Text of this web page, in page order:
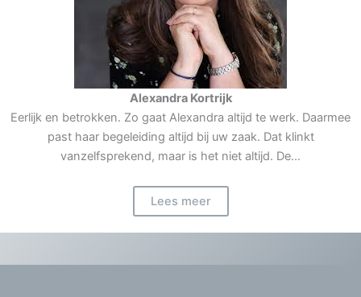
Alexandra Kortrijk
Eerlijk en betrokken. Zo gaat Alexandra altijd te werk. Daarmee
past haar begeleiding altijd bij uw zaak. Dat klinkt
vanzelfsprekend, maar is het niet altijd. De...
Lees meer